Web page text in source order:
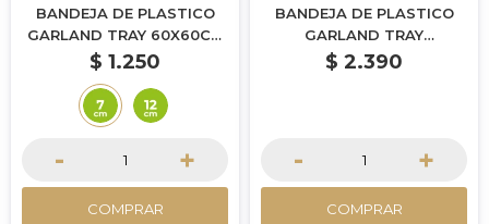
BANDEJA DE PLASTICO
GARLAND TRAY 60X60CM
- 7CM DE ALTO
$ 1.250
- +
COMPRAR
BANDEJA DE PLASTICO
GARLAND TRAY
100X100CM - 12CM DE
$ 2.390
- +
COMPRAR